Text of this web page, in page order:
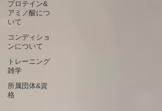
プロテイン&
アミノ酸につ
いて
コンディショ
ンについて
トレーニング
雑学
所属団体&資
格